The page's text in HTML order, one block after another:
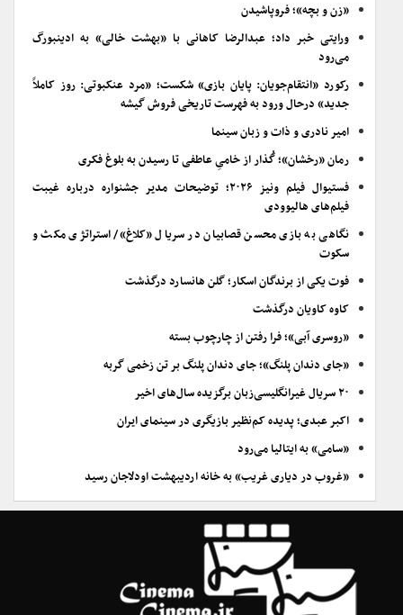
«زن و بچه»؛ فروپاشیدن
ورایتی خبر داد؛ عبدالرضا کاهانی با «بهشت خالی» به ادینبورگ
می‌رود
رکورد «انتقام‌جویان: پایان بازی» شکست؛ «مرد عنکبوتی: روز کاملاً
جدید» درحال ورود به فهرست تاریخی فروش گیشه
امیر نادری و ذات و زبان سینما
رمان «رخشان»؛ گُذار از خامیِ عاطفی تا رسیدن به بلوغ فکری
فستیوال فیلم ونیز ۲۰۲۶؛ توضیحات مدیر جشنواره درباره غیبت
فیلم‌های هالیوودی
نگاهی به بازی محسن قصابیان در سریال «کلاغ»/ استراتژی مکث و
سکوت
فوت یکی از برندگان اسکار؛ گلن هانسارد درگذشت
کاوه کاویان درگذشت
«روسری آبی»؛ فرا رفتن از چارچوب بسته
«جای دندان پلنگ»؛ جای دندان پلنگ بر تن زخمی گربه
۲۰ سریال غیرانگلیسی‌زبان برگزیده سال‌های اخیر
اکبر عبدی؛ پدیده کم‌نظیر بازیگری در سینمای ایران
«سامی» به ایتالیا می‌رود
«غروب در دیاری غریب» به خانه اردیبهشت اودلاجان رسید